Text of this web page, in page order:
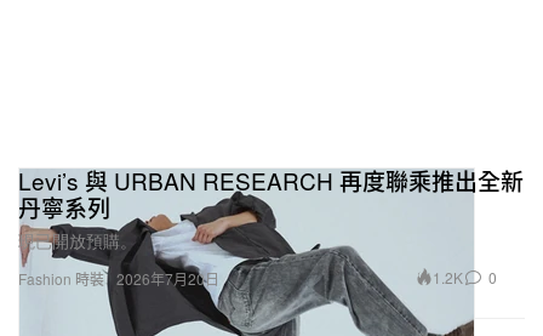
Fashion 時裝
Levi’s 與 URBAN RESEARCH 再度聯乘推出全新
丹寧系列
現已開放預購。
2026年7月20日 1.2K 0